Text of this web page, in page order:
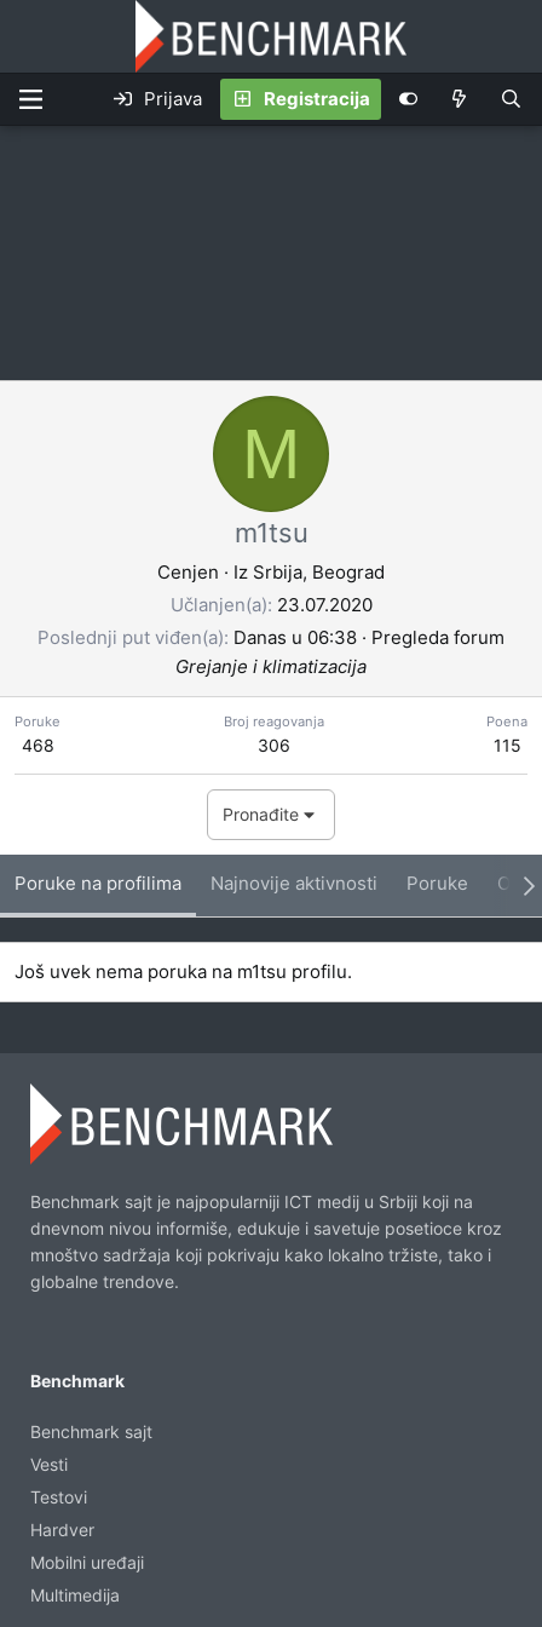
Prijava Registracija
M
m1tsu
Cenjen · Iz Srbija, Beograd
Učlanjen(a) 23.07.2020
Poslednji put viđen(a) Danas u 06:38 · Pregleda forum
Grejanje i klimatizacija
Poruke
468
Broj reagovanja
306
Poena
115
Pronađite
Poruke na profilima Najnovije aktivnosti Poruke O
Još uvek nema poruka na m1tsu profilu.
Benchmark sajt je najpopularniji ICT medij u Srbiji koji na
dnevnom nivou informiše, edukuje i savetuje posetioce kroz
mnoštvo sadržaja koji pokrivaju kako lokalno tržiste, tako i
globalne trendove.
Benchmark
Benchmark sajt
Vesti
Testovi
Hardver
Mobilni uređaji
Multimedija